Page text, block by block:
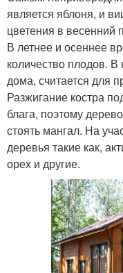
является яблоня, и
цветения в весенний
В летнее и осеннее
количество плодов.
дома, считается для
Разжигание костра
блага, поэтому
стоять мангал. На
деревья такие как,
орех и другие.